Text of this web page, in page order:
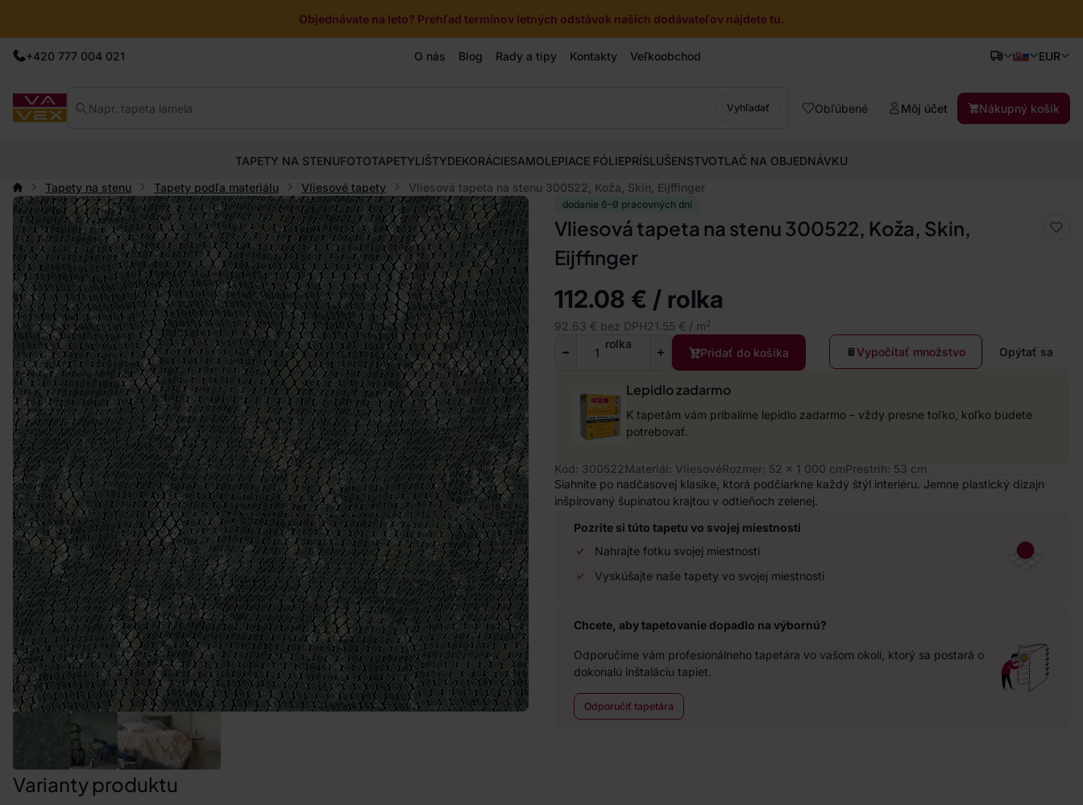
Objednávate na leto? Prehľad termínov letných odstávok našich dodávateľov nájdete tu.
+420 777 004 021 O nás Blog Rady a tipy Kontakty Veľkoobchod EUR
Vyhľadať Obľúbené Môj účet Nákupný košík
TAPETY NA STENUFOTOTAPETYLIŠTYDEKORÁCIESAMOLEPIACE FÓLIEPRÍSLUŠENSTVOTLAČ NA OBJEDNÁVKU
Tapety na stenu
Tapety podľa materiálu Vliesové tapety Vliesová tapeta na stenu 300522, Koža, Skin, Eijffinger
dodanie 6–9 pracovných dní
Vliesová tapeta na stenu 300522, Koža, Skin,
Eijffinger
112.08 € / rolka
92.63 € bez DPH21.55 € / m2
rolka
Pridať do košíka Vypočítať množstvo Opýtať sa
Lepidlo zadarmo
K tapetám vám pribalíme lepidlo zadarmo – vždy presne toľko, koľko budete
potrebovať.
Kód: 300522Materiál: VliesovéRozmer: 52 x 1 000 cmPrestrih: 53 cm
Siahnite po nadčasovej klasike, ktorá podčiarkne každý štýl interiéru. Jemne plastický dizajn
inšpirovaný šupinatou krajtou v odtieňoch zelenej.
Pozrite si túto tapetu vo svojej miestnosti
Nahrajte fotku svojej miestnosti
Vyskúšajte naše tapety vo svojej miestnosti
Chcete, aby tapetovanie dopadlo na výbornú?
Odporučíme vám profesionálneho tapetára vo vašom okolí, ktorý sa postará o
dokonalú inštaláciu tapiet.
Odporučiť tapetára
Varianty produktu